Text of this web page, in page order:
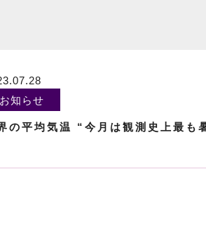
お知らせ
の平均気温 “今月は観測史上最も